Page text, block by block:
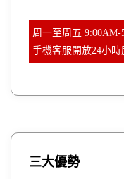
周一至周五 9:00AM-
手機客服開放24小時
三大優勢